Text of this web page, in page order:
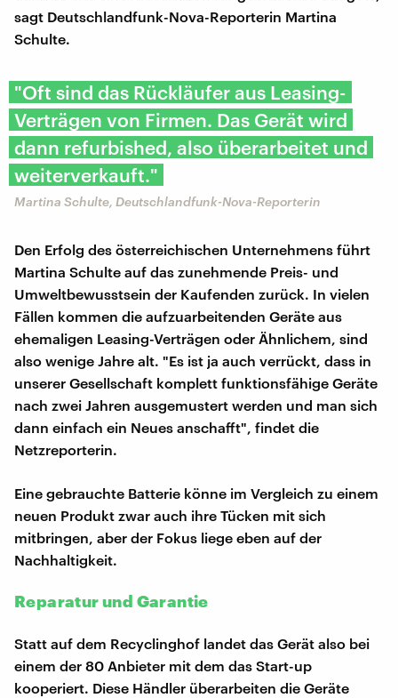
sagt Deutschlandfunk-Nova-Reporterin Martina
Schulte.
"Oft sind das Rückläufer aus Leasing-
Verträgen von Firmen. Das Gerät wird
dann refurbished, also überarbeitet und
weiterverkauft."
Martina Schulte, Deutschlandfunk-Nova-Reporterin
Den Erfolg des österreichischen Unternehmens führt
Martina Schulte auf das zunehmende Preis- und
Umweltbewusstsein der Kaufenden zurück. In vielen
Fällen kommen die aufzuarbeitenden Geräte aus
ehemaligen Leasing-Verträgen oder Ähnlichem, sind
also wenige Jahre alt. "Es ist ja auch verrückt, dass in
unserer Gesellschaft komplett funktionsfähige Geräte
nach zwei Jahren ausgemustert werden und man sich
dann einfach ein Neues anschafft", findet die
Netzreporterin.
Eine gebrauchte Batterie könne im Vergleich zu einem
neuen Produkt zwar auch ihre Tücken mit sich
mitbringen, aber der Fokus liege eben auf der
Nachhaltigkeit.
Reparatur und Garantie
Statt auf dem Recyclinghof landet das Gerät also bei
einem der 80 Anbieter mit dem das Start-up
kooperiert. Diese Händler überarbeiten die Geräte